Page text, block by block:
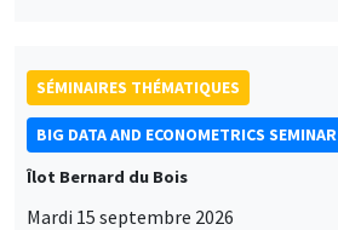
SÉMINAIRES THÉMATIQUES
BIG DATA AND ECONOMETRICS SEMINAR
Îlot Bernard du Bois
Mardi 15 septembre 2026